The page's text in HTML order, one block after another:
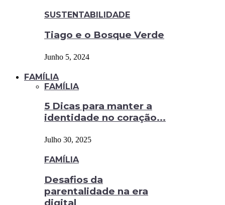
SUSTENTABILIDADE
Tiago e o Bosque Verde
Junho 5, 2024
FAMÍLIA
FAMÍLIA
5 Dicas para manter a
identidade no coração...
Julho 30, 2025
FAMÍLIA
Desafios da
parentalidade na era
digital